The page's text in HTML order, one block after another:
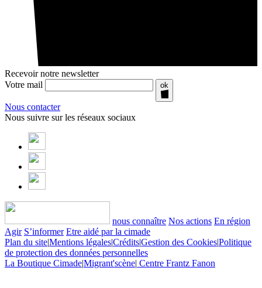
Recevoir notre newsletter
Votre mail
ok
Nous contacter
Nous suivre sur les réseaux sociaux
nous connaître Nos actions En région
Agir S’informer Etre aidé par la cimade
Plan du site|Mentions légales|Crédits|Gestion des Cookies|Politique
de protection des données personnelles
La Boutique Cimade|Migrant'scène| Centre Frantz Fanon